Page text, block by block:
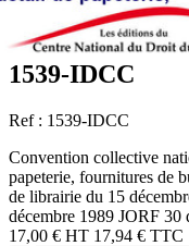
1539-IDCC
Ref : 1539-IDCC
Convention collective
papeterie, fournitures de
de librairie du 15
décembre 1989 JORF 30
17,00 € HT 17,94 € TTC